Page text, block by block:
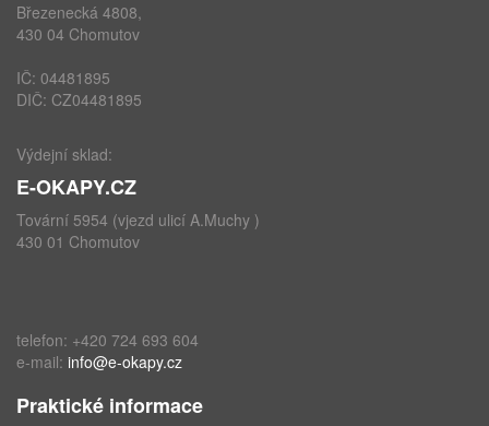
Březenecká 4808,
430 04 Chomutov
IČ: 04481895
DIČ: CZ04481895
Výdejní sklad:
E-OKAPY.CZ
Tovární 5954 (vjezd ulicí A.Muchy )
430 01 Chomutov
telefon: +420 724 693 604
e-mail: info@e-okapy.cz
Praktické informace